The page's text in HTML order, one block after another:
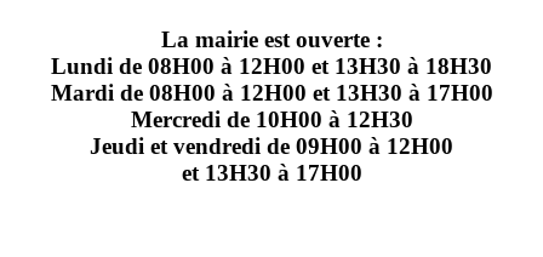
La mairie est ouverte :
Lundi de 08H00 à 12H00 et 13H30 à 18H30
Mardi de 08H00 à 12H00 et 13H30 à 17H00
Mercredi de 10H00 à 12H30
Jeudi et vendredi de 09H00 à 12H00
et 13H30 à 17H00